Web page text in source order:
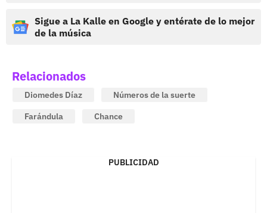
Sigue a La Kalle en Google y entérate de lo mejor
de la música
Relacionados
Diomedes Díaz
Números de la suerte
Farándula
Chance
PUBLICIDAD